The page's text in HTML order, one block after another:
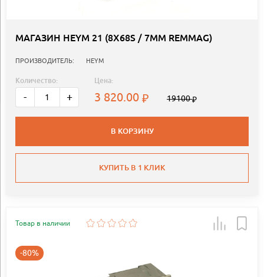
МАГАЗИН HEYM 21 (8X68S / 7ММ REMMAG)
ПРОИЗВОДИТЕЛЬ: HEYM
Количество:
- +
Цена:
3 820.00 19100
В КОРЗИНУ
КУПИТЬ В 1 КЛИК
Товар в наличии
-80%